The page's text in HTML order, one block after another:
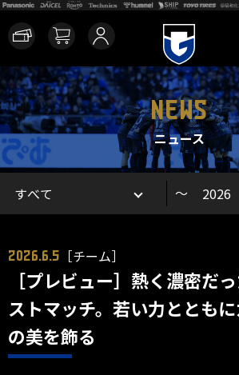
NEWS
ニュース
～
2026.6.5 ［チーム］
［プレビュー］熱く濃密だ
ストマッチ。若い力ととも
の美を飾る